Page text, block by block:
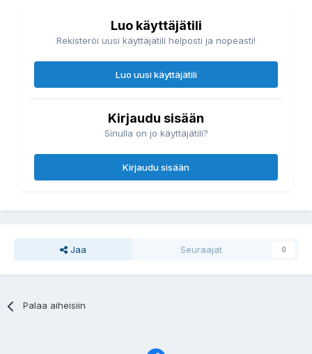
Luo käyttäjätili
Rekisteröi uusi käyttäjätili helposti ja nopeasti!
Luo uusi käyttäjätili
Kirjaudu sisään
Sinulla on jo käyttäjätili?
Kirjaudu sisään
Jaa Seuraajat 0
Palaa aiheisiin